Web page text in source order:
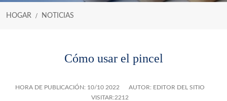
HOGAR NOTICIAS
Cómo usar el pincel
HORA DE PUBLICACIÓN: 10/10 2022
AUTOR: EDITOR DEL SITIO
VISITAR:2212